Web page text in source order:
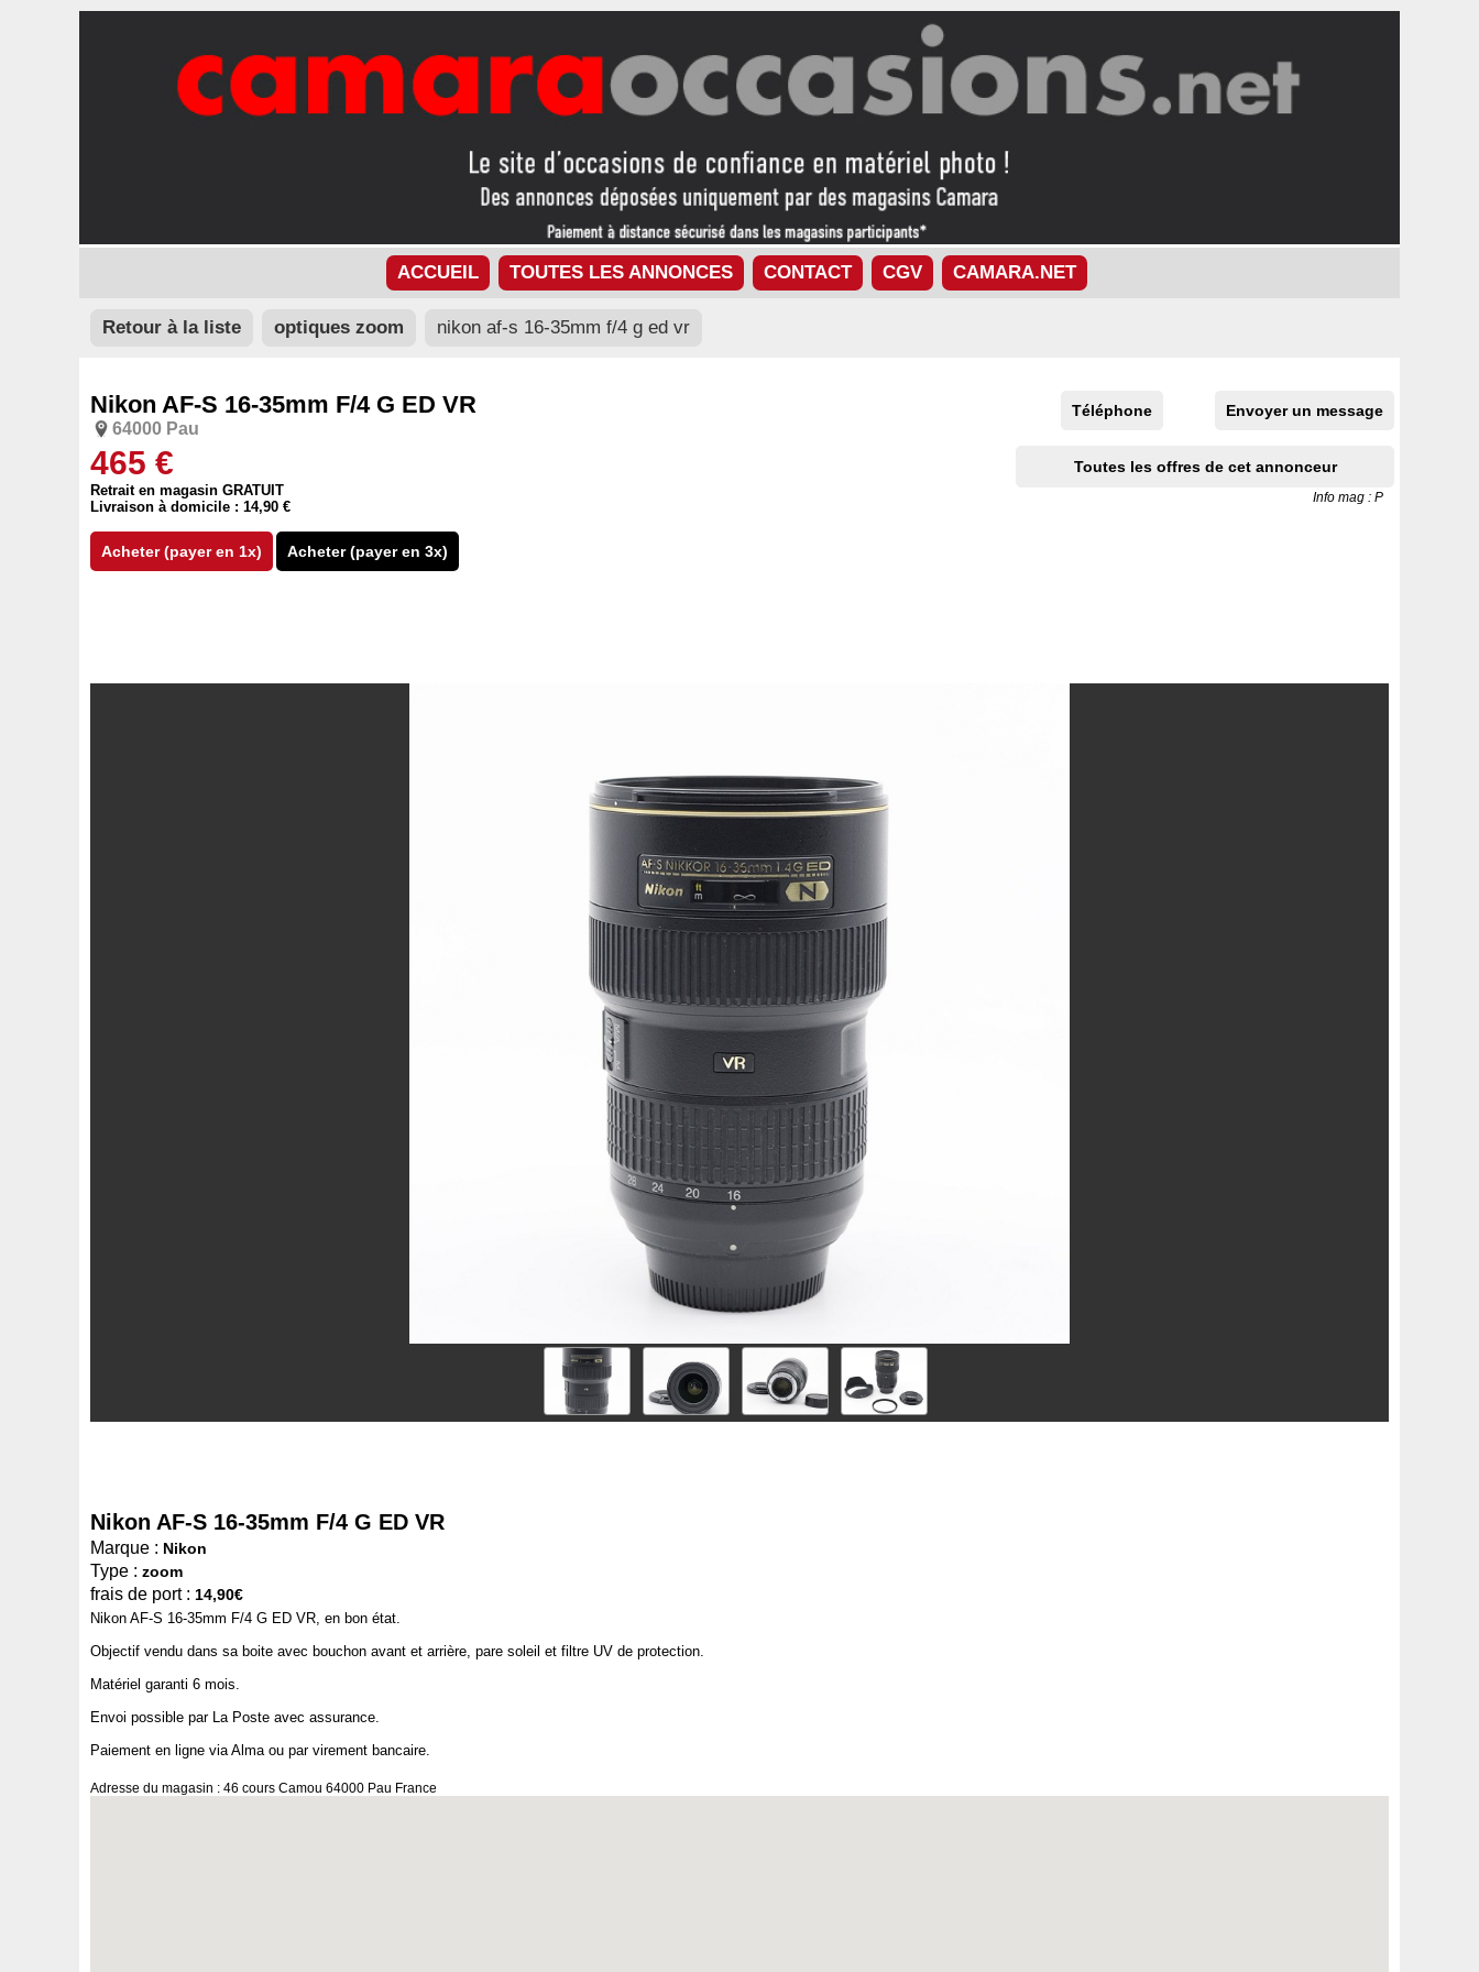
ACCUEIL TOUTES LES ANNONCES CONTACT CGV CAMARA.NET
Retour à la liste optiques zoom nikon af-s 16-35mm f/4 g ed vr
Nikon AF-S 16-35mm F/4 G ED VR
64000 Pau
465 €
Retrait en magasin GRATUIT
Livraison à domicile : 14,90 €
Acheter (payer en 1x) Acheter (payer en 3x)
Téléphone Envoyer un message
Toutes les offres de cet annonceur
Info mag : P
Nikon AF-S 16-35mm F/4 G ED VR
Marque : Nikon
Type : zoom
frais de port : 14,90€
Nikon AF-S 16-35mm F/4 G ED VR, en bon état.
Objectif vendu dans sa boite avec bouchon avant et arrière, pare soleil et filtre UV de protection.
Matériel garanti 6 mois.
Envoi possible par La Poste avec assurance.
Paiement en ligne via Alma ou par virement bancaire.
Adresse du magasin : 46 cours Camou 64000 Pau France